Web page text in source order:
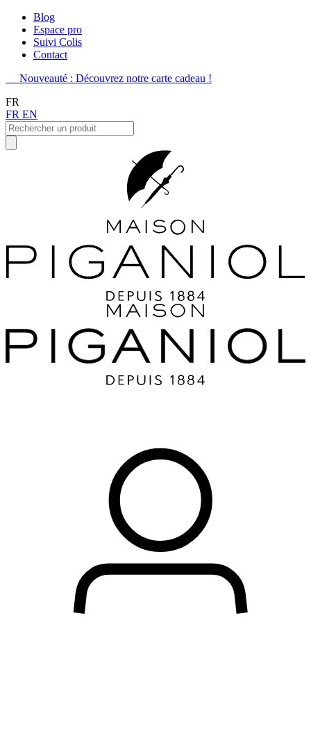
Blog
Espace pro
Suivi Colis
Contact
Nouveauté : Découvrez notre carte cadeau !
FR
FR EN